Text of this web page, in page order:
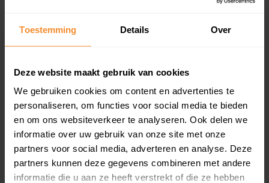
Toestemming Details Over
Deze website maakt gebruik van cookies
We gebruiken cookies om content en advertenties te
personaliseren, om functies voor social media te bieden
en om ons websiteverkeer te analyseren. Ook delen we
informatie over uw gebruik van onze site met onze
partners voor social media, adverteren en analyse. Deze
partners kunnen deze gegevens combineren met andere
informatie die u aan ze heeft verstrekt of die ze hebben
Een overzicht van alle verkochte woningen (koopsom
inclusief een jaar lang gratis updates van nieuwe
Bekijk product
Direct leverbaar